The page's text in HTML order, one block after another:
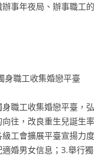
事年夜局、辦事職工
身職工收集婚戀平臺
職工收集婚戀平臺，
往，改良重生兒誕生
工會擴展平臺宣揚力
婚男女信息；3.舉行